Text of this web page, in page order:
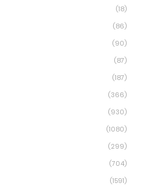
(18)
(86)
(90)
(87)
(187)
(366)
(930)
(1080)
(299)
(704)
(1591)